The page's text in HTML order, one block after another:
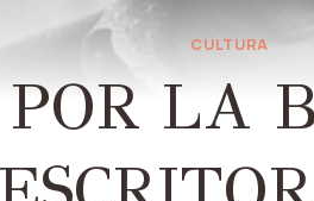
CULTURA
POR LA